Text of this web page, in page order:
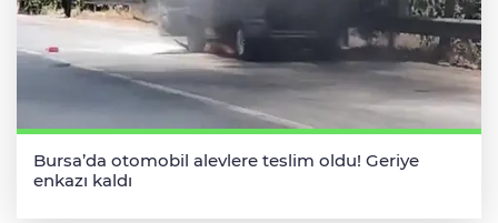
Bursa’da otomobil alevlere teslim oldu! Geriye
enkazı kaldı